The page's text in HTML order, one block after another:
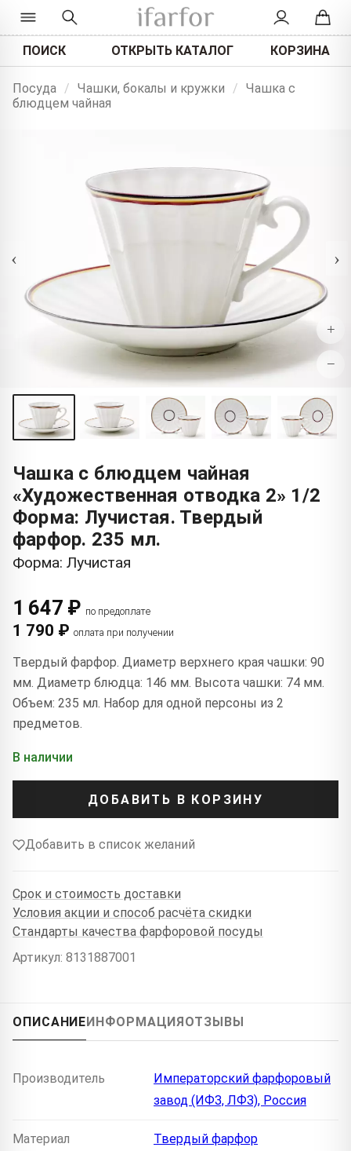
ПОИСК ОТКРЫТЬ КАТАЛОГ КОРЗИНА
Посуда / Чашки, бокалы и кружки / Чашка с
блюдцем чайная
‹ ›
+
−
Чашка с блюдцем чайная
«Художественная отводка 2» 1/2
Форма: Лучистая. Твердый
фарфор. 235 мл.
Форма: Лучистая
1 647 ₽ по предоплате
1 790 ₽ оплата при получении
Твердый фарфор. Диаметр верхнего края чашки: 90
мм. Диаметр блюдца: 146 мм. Высота чашки: 74 мм.
Объем: 235 мл. Набор для одной персоны из 2
предметов.
В наличии
ДОБАВИТЬ В КОРЗИНУ
Добавить в список желаний
Срок и стоимость доставки
Условия акции и способ расчёта скидки
Стандарты качества фарфоровой посуды
Артикул: 8131887001
ОПИСАНИЕ ИНФОРМАЦИЯ ОТЗЫВЫ
Производитель
Императорский фарфоровый
завод (ИФЗ, ЛФЗ), Россия
Материал Твердый фарфор